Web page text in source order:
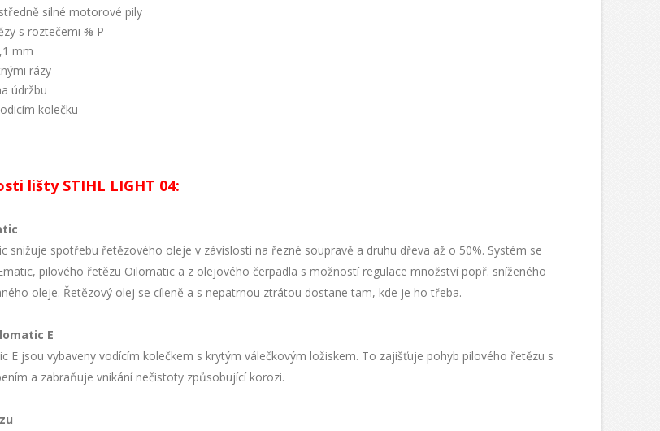
silné motorové pily
s roztečemi ⅜ P
mm
rázy
údržbu
kolečku
lišty STIHL LIGHT 04:
snižuje spotřebu řetězového oleje v závislosti na řezné soupravě a druhu dřeva až o 50%. Systém se
pilového řetězu Oilomatic a z olejového čerpadla s možností regulace množství popř. sníženého
oleje. Řetězový olej se cíleně a s nepatrnou ztrátou dostane tam, kde je ho třeba.
E
E jsou vybaveny vodícím kolečkem s krytým válečkovým ložiskem. To zajišťuje pohyb pilového řetězu s
a zabraňuje vnikání nečistoty způsobující korozi.